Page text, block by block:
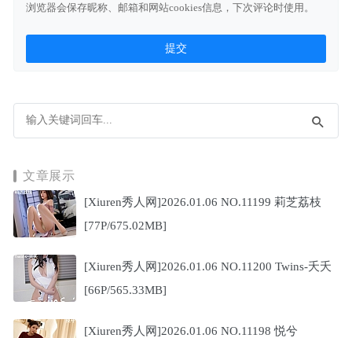
浏览器会保存昵称、邮箱和网站cookies信息，下次评论时使用。
文章展示
[Xiuren秀人网]2026.01.06 NO.11199 莉芝荔枝
[77P/675.02MB]
[Xiuren秀人网]2026.01.06 NO.11200 Twins-夭夭
[66P/565.33MB]
[Xiuren秀人网]2026.01.06 NO.11198 悦兮